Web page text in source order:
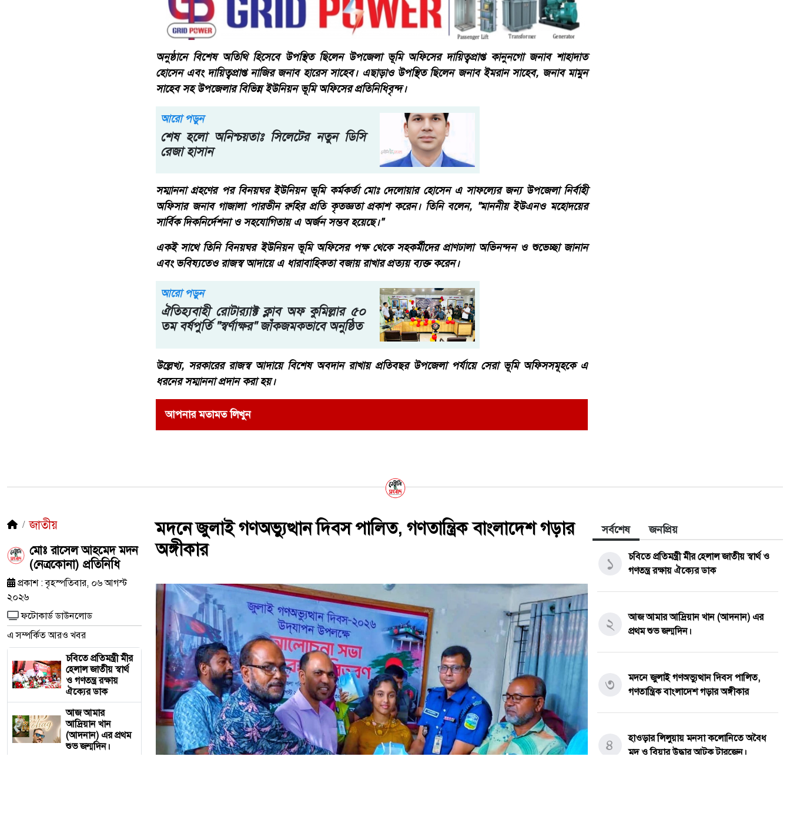
অনুষ্ঠানে বিশেষ অতিথি হিসেবে উপস্থিত ছিলেন উপজেলা ভূমি অফিসের দায়িত্বপ্রাপ্ত কানুনগো জনাব শাহাদাত
হোসেন এবং দায়িত্বপ্রাপ্ত নাজির জনাব হারেস সাহেব। এছাড়াও উপস্থিত ছিলেন জনাব ইমরান সাহেব, জনাব মামুন
সাহেব সহ উপজেলার বিভিন্ন ইউনিয়ন ভূমি অফিসের প্রতিনিধিবৃন্দ।
আরো পড়ুন
শেষ হলো অনিশ্চয়তাঃ সিলেটের নতুন ডিসি
রেজা হাসান
সম্মাননা গ্রহণের পর বিনয়ঘর ইউনিয়ন ভূমি কর্মকর্তা মোঃ দেলোয়ার হোসেন এ সাফল্যের জন্য উপজেলা নির্বাহী
অফিসার জনাব গাজালা পারভীন রুহির প্রতি কৃতজ্ঞতা প্রকাশ করেন। তিনি বলেন, "মাননীয় ইউএনও মহোদয়ের
সার্বিক দিকনির্দেশনা ও সহযোগিতায় এ অর্জন সম্ভব হয়েছে।"
একই সাথে তিনি বিনয়ঘর ইউনিয়ন ভূমি অফিসের পক্ষ থেকে সহকর্মীদের প্রাণঢালা অভিনন্দন ও শুভেচ্ছা জানান
এবং ভবিষ্যতেও রাজস্ব আদায়ে এ ধারাবাহিকতা বজায় রাখার প্রত্যয় ব্যক্ত করেন।
আরো পড়ুন
ঐতিহ্যবাহী রোটার‍্যাক্ট ক্লাব অফ কুমিল্লার ৫০
তম বর্ষপুর্তি "স্বর্ণাক্ষর" জাঁকজমকভাবে অনুষ্ঠিত
উল্লেখ্য, সরকারের রাজস্ব আদায়ে বিশেষ অবদান রাখায় প্রতিবছর উপজেলা পর্যায়ে সেরা ভূমি অফিসসমূহকে এ
ধরনের সম্মাননা প্রদান করা হয়।
আপনার মতামত লিখুন
জাতীয়
মোঃ রাসেল আহমেদ মদন
(নেত্রকোনা) প্রতিনিধি
প্রকাশ : বৃহস্পতিবার, ০৬ আগস্ট
২০২৬
ফটোকার্ড ডাউনলোড
এ সম্পর্কিত আরও খবর
চবিতে প্রতিমন্ত্রী মীর
হেলাল জাতীয় স্বার্থ
ও গণতন্ত্র রক্ষায়
ঐক্যের ডাক
আজ আমার
আদ্রিয়ান খান
(আদনান) এর প্রথম
শুভ জন্মদিন।
মদনে জুলাই গণঅভ্যুত্থান দিবস পালিত, গণতান্ত্রিক বাংলাদেশ গড়ার
অঙ্গীকার
সর্বশেষ জনপ্রিয়
১
চবিতে প্রতিমন্ত্রী মীর হেলাল জাতীয় স্বার্থ ও
গণতন্ত্র রক্ষায় ঐক্যের ডাক
২
আজ আমার আদ্রিয়ান খান (আদনান) এর
প্রথম শুভ জন্মদিন।
৩
মদনে জুলাই গণঅভ্যুত্থান দিবস পালিত,
গণতান্ত্রিক বাংলাদেশ গড়ার অঙ্গীকার
৪
হাওড়ার লিলুয়ায় মনসা কলোনিতে অবৈধ
মদ ও বিয়ার উদ্ধার আটক টারজেন।